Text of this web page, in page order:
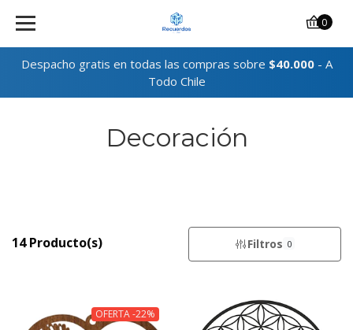
Despacho gratis en todas las compras sobre $40.000- A
Todo Chile
0
Decoración
14 Producto(s) Filtros 0
OFERTA -22%